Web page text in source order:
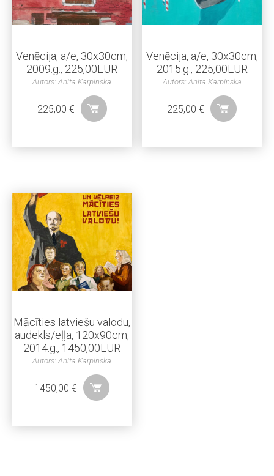
Anita Karpinskas mākslinieciskais ceļojums nav
ielūdz skatītājus doties vizuālā ceļojumā, veicinot
introspekciju un dziļāku saikni ar cilvēka pieredzes nišām.
Venēcija, a/e, 30x30cm,
2009.g., 225,00EUR
Autors: Anita Karpinska
225,00 €
Venēcija, a/e, 30x30cm,
2015.g., 225,00EUR
Autors: Anita Karpinska
225,00€
Mācīties latviešu valodu,
audekls/eļļa, 120x90cm,
2014.g., 1450,00EUR
Autors: Anita Karpinska
1450,00€